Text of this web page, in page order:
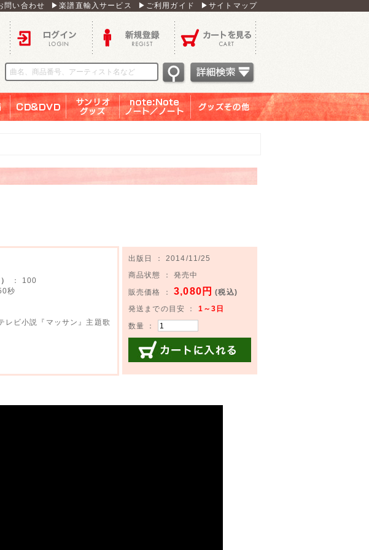
問い合わせ ▶楽譜直輸入サービス ▶ご利用ガイド ▶サイトマップ
： 100
秒
レビ小説『マッサン』主題歌
出版日 ： 2014/11/25
商品状態 ： 発売中
販売価格 ：3,080円 (税込)
発送までの目安 ： 1～3日
数量 ：